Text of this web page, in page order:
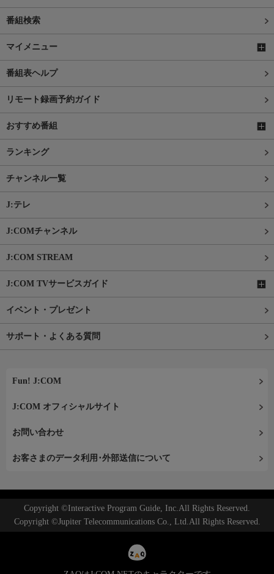
番組検索
マイメニュー
番組表ヘルプ
リモート録画予約ガイド
おすすめ番組
ランキング
チャンネル一覧
J:テレ
J:COMチャンネル
J:COM STREAM
J:COM TVサービスガイド
イベント・プレゼント
サポート・よくある質問
Fun! J:COM
J:COM オフィシャルサイト
お問い合わせ
お客さまのデータ利用･外部送信について
Copyright ©Interactive Program Guide, Inc.All Rights Reserved.
Copyright ©Jupiter Telecommunications Co., Ltd.All Rights Reserved.